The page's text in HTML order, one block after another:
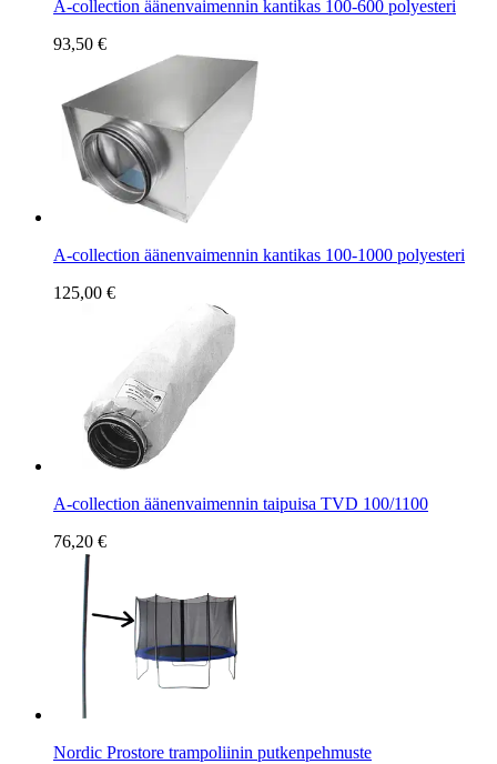
A-collection äänenvaimennin kantikas 100-600 polyesteri
93,50 €
A-collection äänenvaimennin kantikas 100-1000 polyesteri
125,00 €
A-collection äänenvaimennin taipuisa TVD 100/1100
76,20 €
Nordic Prostore trampoliinin putkenpehmuste